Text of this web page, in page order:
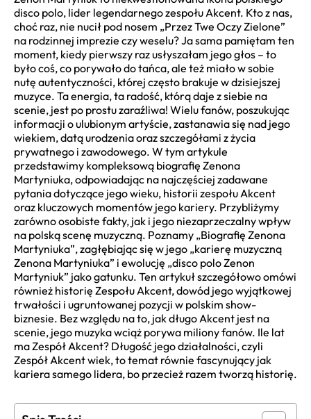
disco polo, lider legendarnego zespołu Akcent. Kto z nas,
choć raz, nie nucił pod nosem „Przez Twe Oczy Zielone”
na rodzinnej imprezie czy weselu? Ja sama pamiętam ten
moment, kiedy pierwszy raz usłyszałam jego głos – to
było coś, co porywało do tańca, ale też miało w sobie
nutę autentyczności, której często brakuje w dzisiejszej
muzyce. Ta energia, ta radość, którą daje z siebie na
scenie, jest po prostu zaraźliwa! Wielu fanów, poszukując
informacji o ulubionym artyście, zastanawia się nad jego
wiekiem, datą urodzenia oraz szczegółami z życia
prywatnego i zawodowego. W tym artykule
przedstawimy kompleksową biografię Zenona
Martyniuka, odpowiadając na najczęściej zadawane
pytania dotyczące jego wieku, historii zespołu Akcent
oraz kluczowych momentów jego kariery. Przybliżymy
zarówno osobiste fakty, jak i jego niezaprzeczalny wpływ
na polską scenę muzyczną. Poznamy „Biografię Zenona
Martyniuka”, zagłębiając się w jego „karierę muzyczną
Zenona Martyniuka” i ewolucję „disco polo Zenon
Martyniuk” jako gatunku. Ten artykuł szczegółowo omówi
również historię Zespołu Akcent, dowód jego wyjątkowej
trwałości i ugruntowanej pozycji w polskim show-
biznesie. Bez względu na to, jak długo Akcent jest na
scenie, jego muzyka wciąż porywa miliony fanów. Ile lat
ma Zespół Akcent? Długość jego działalności, czyli
Zespół Akcent wiek, to temat równie fascynujący jak
kariera samego lidera, bo przecież razem tworzą historię.